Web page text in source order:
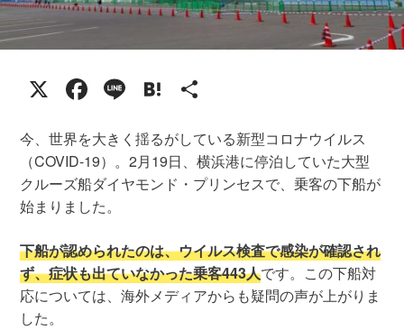
X Facebook
LineHatena
今、世界を大きく揺るがしている新型コロナウイルス
（COVID-19）。2月19日、横浜港に停泊していた大型
クルーズ船ダイヤモンド・プリンセスで、乗客の下船が
始まりました。
下船が認められたのは、ウイルス検査で感染が確認され
ず、症状も出ていなかった乗客443人です。この下船対
応については、海外メディアからも疑問の声が上がりま
した。